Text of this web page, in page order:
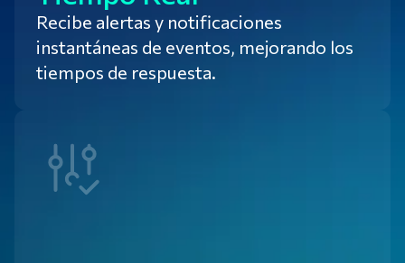
Recibe alertas y notificaciones
instantáneas de eventos, mejorando los
tiempos de respuesta.